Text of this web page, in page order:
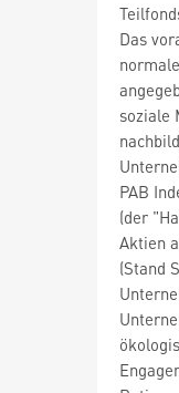
Das
soziale
PAB
(der
Aktien
(Stand